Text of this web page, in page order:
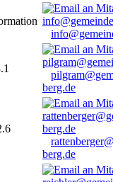
berg.de
berg.de